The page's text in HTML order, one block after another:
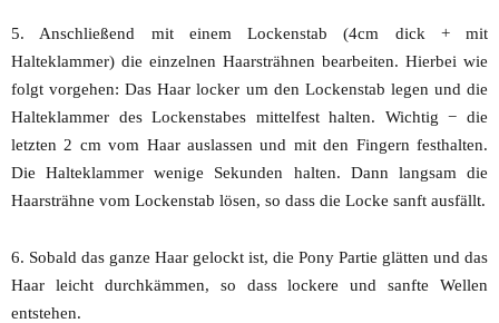
5. Anschließend mit einem Lockenstab (4cm dick + mit
Halteklammer) die einzelnen Haarsträhnen bearbeiten. Hierbei wie
folgt vorgehen: Das Haar locker um den Lockenstab legen und die
Halteklammer des Lockenstabes mittelfest halten. Wichtig − die
letzten 2 cm vom Haar auslassen und mit den Fingern festhalten.
Die Halteklammer wenige Sekunden halten. Dann langsam die
Haarsträhne vom Lockenstab lösen, so dass die Locke sanft ausfällt.
6. Sobald das ganze Haar gelockt ist, die Pony Partie glätten und das
Haar leicht durchkämmen, so dass lockere und sanfte Wellen
entstehen.